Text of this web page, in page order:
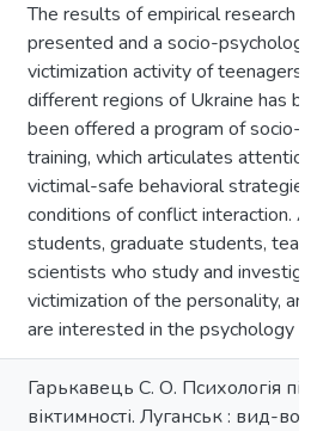
The results of empirical research
presented and a socio-
victimization activity of teenagers
different regions of Ukraine has
been offered a program of socio-
training, which articulates
victimal-safe behavioral
conditions of conflict interaction.
students, graduate students,
scientists who study and
victimization of the personality,
are interested in the psychology
Гарькавець С. О. Психологія
віктимності. Луганськ : вид-во